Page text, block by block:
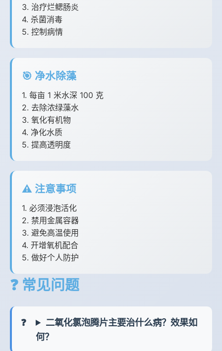
3. 治疗烂鳃肠炎
4. 杀菌消毒
5. 控制病情
🎯 净水除藻
1. 每亩 1 米水深 100 克
2. 去除浓绿藻水
3. 氧化有机物
4. 净化水质
5. 提高透明度
⚠️ 注意事项
1. 必须浸泡活化
2. 禁用金属容器
3. 避免高温使用
4. 开增氧机配合
5. 做好个人防护
❓ 常见问题
二氧化氯泡腾片主要治什么病？效果如
何？